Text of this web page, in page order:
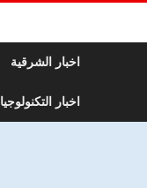
اخبار الشرقية
اخبار التكنولوجيا